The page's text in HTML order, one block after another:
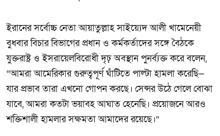
ইরানের সর্বোচ্চ নেতা আয়াতুল্লাহ সাইয়্যেদ আলী খামেনেয়ী
বুধবার বিচার বিভাগের প্রধান ও কর্মকর্তাদের সঙ্গে বৈঠকে
যুক্তরাষ্ট্র ও ইসরায়েলবিরোধী দৃঢ় অবস্থান পুনর্ব্যক্ত করে বলেন,
“আমরা আমেরিকার গুরুত্বপূর্ণ ঘাঁটিতে পাল্টা হামলা করেছি—
যার প্রভাব তারা এখনো গোপন করছে। সেন্সর উঠে গেলে বোঝা
যাবে, আমরা কতটা ভয়াবহ আঘাত হেনেছি। প্রয়োজনে আরও
শক্তিশালী হামলার সক্ষমতা আমাদের রয়েছে।”